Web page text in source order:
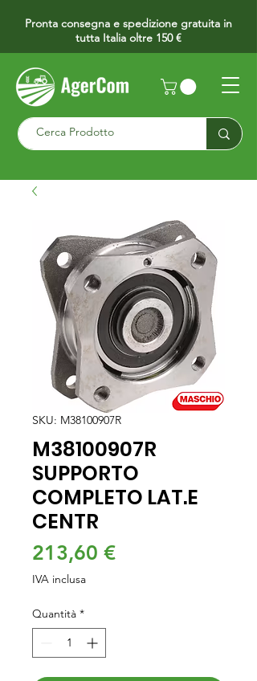
Pronta consegna e spedizione gratuita in
tutta Italia oltre 150 €
SKU: M38100907R
M38100907R
SUPPORTO
COMPLETO LAT.E
CENTR
213,60 €Prezzo
IVA inclusa
Quantità *